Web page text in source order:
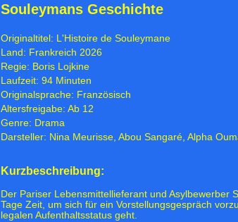
Souleymans Geschichte
Originaltitel: L'Histoire de Souleymane
Land: Frankreich 2026
Regie: Boris Lojkine
Laufzeit: 94 Minuten
Originalsprache: Französisch
Altersfreigabe: Ab 12
Genre: Drama
Darsteller: Nina Meurisse, Abou Sangaré, Alpha
Kurzbeschreibung:
Der Pariser Lebensmittellieferant und Asylbewerber
Tage Zeit, um sich für ein Vorstellungsgespräch
legalen Aufenthaltsstatus geht.